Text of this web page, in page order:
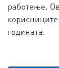
работење.
годината.